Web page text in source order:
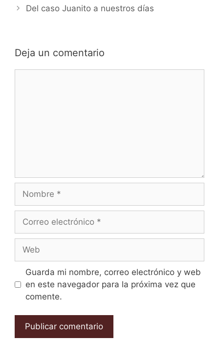
Del caso Juanito a nuestros días
Deja un comentario
Guarda mi nombre, correo electrónico y web
en este navegador para la próxima vez que
comente.